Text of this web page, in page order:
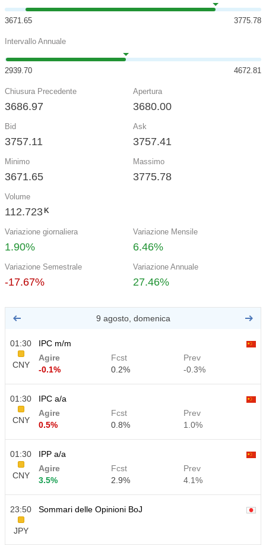
3671.65 3775.78
Intervallo Annuale
2939.70 4672.81
Chiusura Precedente
3686.97
Apertura
3680.00
Bid
3757.11
Ask
3757.41
Minimo
3671.65
Massimo
3775.78
Volume
112.723 K
Variazione giornaliera
1.90%
Variazione Mensile
6.46%
Variazione Semestrale
-17.67%
Variazione Annuale
27.46%
9 agosto, domenica
01:30
CNY
IPC m/m
Agire
-0.1%
Fcst
0.2%
Prev
-0.3%
01:30
CNY
IPC a/a
Agire
0.5%
Fcst
0.8%
Prev
1.0%
01:30
CNY
IPP a/a
Agire
3.5%
Fcst
2.9%
Prev
4.1%
23:50
JPY
Sommari delle Opinioni BoJ